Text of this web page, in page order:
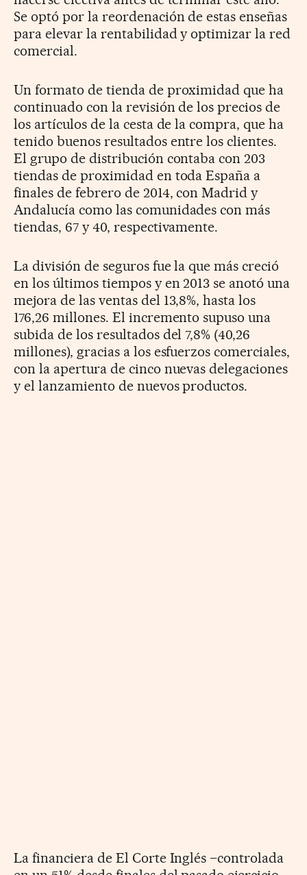
Se optó por la reordenación de estas enseñas
para elevar la rentabilidad y optimizar la red
comercial.
Un formato de tienda de proximidad que ha
continuado con la revisión de los precios de
los artículos de la cesta de la compra, que ha
tenido buenos resultados entre los clientes.
El grupo de distribución contaba con 203
tiendas de proximidad en toda España a
finales de febrero de 2014, con Madrid y
Andalucía como las comunidades con más
tiendas, 67 y 40, respectivamente.
La división de seguros fue la que más creció
en los últimos tiempos y en 2013 se anotó una
mejora de las ventas del 13,8%, hasta los
176,26 millones. El incremento supuso una
subida de los resultados del 7,8% (40,26
millones), gracias a los esfuerzos comerciales,
con la apertura de cinco nuevas delegaciones
y el lanzamiento de nuevos productos.
La financiera de El Corte Inglés –controlada